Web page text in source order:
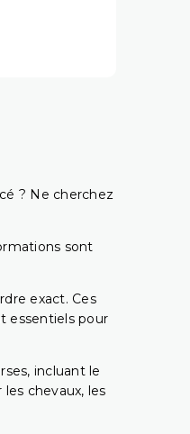
? Ne cherchez
sont
exact. Ces
essentiels pour
incluant le
chevaux, les